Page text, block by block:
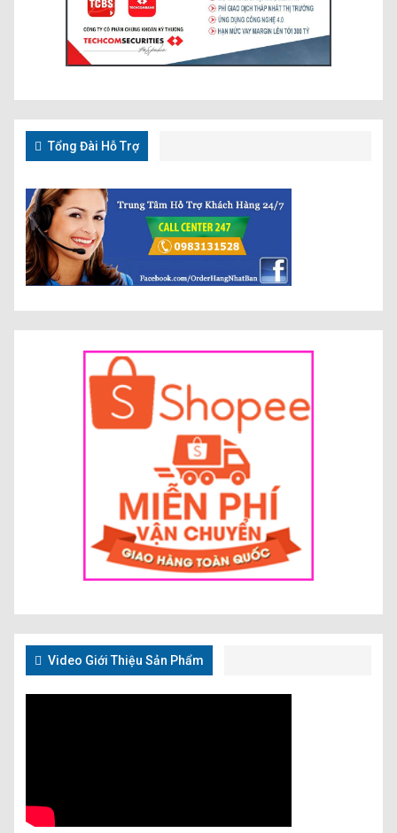
Tổng Đài Hỗ Trợ
Video Giới Thiệu Sản Phẩm